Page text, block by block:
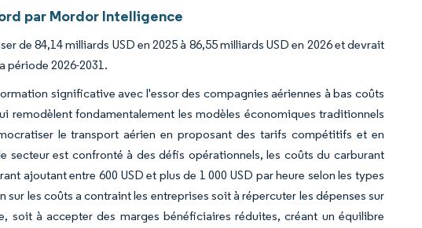
par Mordor Intelligence
de 84,14 milliards USD en 2025 à 86,55 milliards USD en 2026 et devrait
période 2026-2031.
significative avec l'essor des compagnies aériennes à bas coûts
remodèlent fondamentalement les modèles économiques traditionnels
le transport aérien en proposant des tarifs compétitifs et en
secteur est confronté à des défis opérationnels, les coûts du carburant
ajoutant entre 600 USD et plus de 1 000 USD par heure selon les types
les coûts a contraint les entreprises soit à répercuter les dépenses sur
soit à accepter des marges bénéficiaires réduites, créant un équilibre